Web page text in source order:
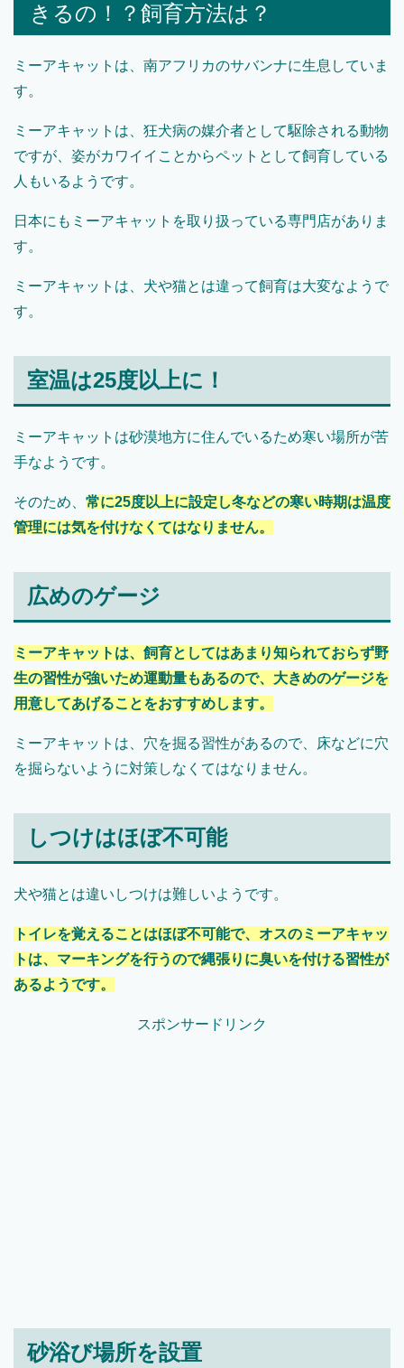
きるの！？飼育方法は？
ミーアキャットは、南アフリカのサバンナに生息していま
す。
ミーアキャットは、狂犬病の媒介者として駆除される動物
ですが、姿がカワイイことからペットとして飼育している
人もいるようです。
日本にもミーアキャットを取り扱っている専門店がありま
す。
ミーアキャットは、犬や猫とは違って飼育は大変なようで
す。
室温は25度以上に！
ミーアキャットは砂漠地方に住んでいるため寒い場所が苦
手なようです。
そのため、 常に25度以上に設定し冬などの寒い時期は温度
管理には気を付けなくてはなりません。
広めのゲージ
ミーアキャットは、飼育としてはあまり知られておらず野
生の習性が強いため運動量もあるので、大きめのゲージを
用意してあげることをおすすめします。
ミーアキャットは、穴を掘る習性があるので、床などに穴
を掘らないように対策しなくてはなりません。
しつけはほぼ不可能
犬や猫とは違いしつけは難しいようです。
トイレを覚えることはほぼ不可能で、オスのミーアキャッ
トは、マーキングを行うので縄張りに臭いを付ける習性が
あるようです。
スポンサードリンク
砂浴び場所を設置